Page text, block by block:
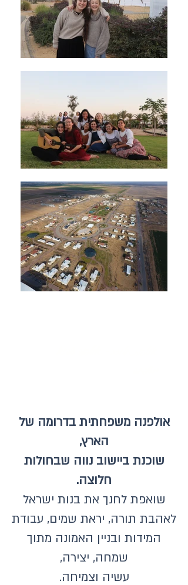
אולפנה משפחתית בדרומה של
הארץ,
שוכנת ביישוב נווה שבחולות
חלוצה.
שואפת לחנך את בנות ישראל
לאהבת תורה, יראת שמים, עבודת
המידות ובניין האמונה מתוך
שמחה, יצירה,
עשיה וצמיחה.